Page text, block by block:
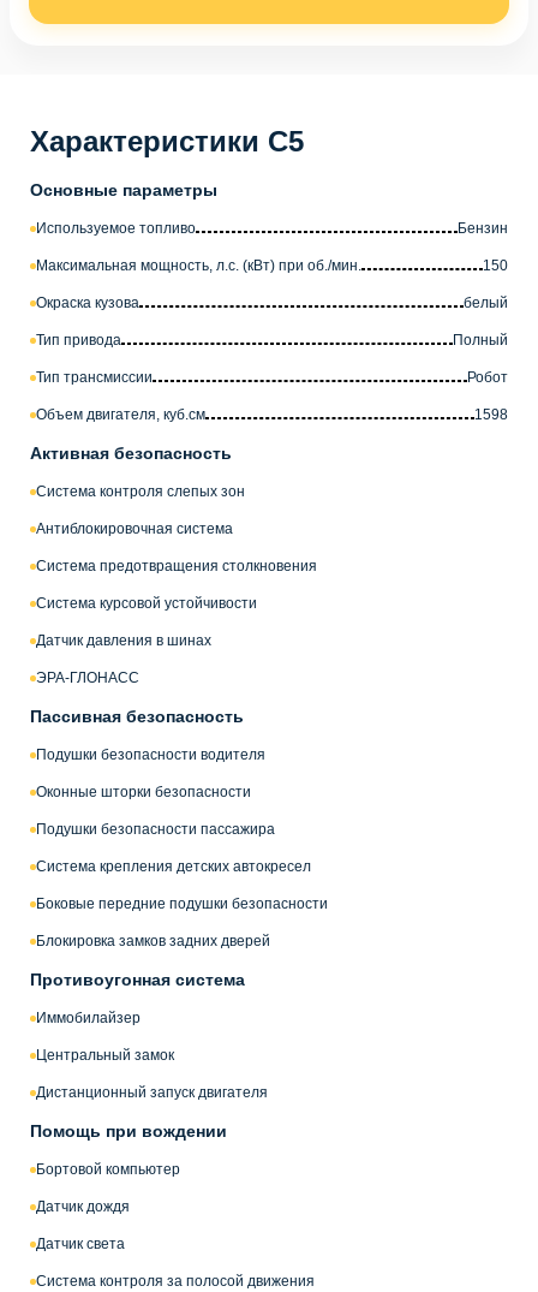
Характеристики C5
Основные параметры
Используемое топливо Бензин
Максимальная мощность, л.с. (кВт) при об./мин. 150
Окраска кузова белый
Тип привода Полный
Тип трансмиссии Робот
Объем двигателя, куб.см 1598
Активная безопасность
Система контроля слепых зон
Антиблокировочная система
Система предотвращения столкновения
Система курсовой устойчивости
Датчик давления в шинах
ЭРА-ГЛОНАСС
Пассивная безопасность
Подушки безопасности водителя
Оконные шторки безопасности
Подушки безопасности пассажира
Система крепления детских автокресел
Боковые передние подушки безопасности
Блокировка замков задних дверей
Противоугонная система
Иммобилайзер
Центральный замок
Дистанционный запуск двигателя
Помощь при вождении
Бортовой компьютер
Датчик дождя
Датчик света
Система контроля за полосой движения